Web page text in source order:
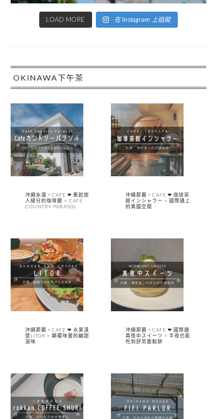
LOAD MORE 在 Instagram 上追蹤
OKINAWA下午茶
沖繩糸満。CAFE ❤︎ 牽起旅
人緣分的咖啡廳 × CAFE
COUNTRY PARASOL
沖繩那霸。CAFE ❤︎ 珈琲茶
館インシャラー × 國際通上
的異國空間
沖繩那霸。CAFE ❤︎ 水果漢
堡LITOR × 顛覆味蕾的鹹甜
滋味
沖繩那霸。CAFE ❤︎ 國際通
真夜中スイーツ × 半夜也能
吃到舒芙蕾鬆餅